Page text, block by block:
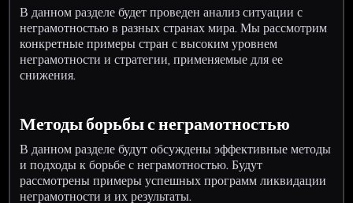
В данном разделе будет проведен анализ ситуации с
неграмотностью в разных странах мира. Мы рассмотрим
конкретные примеры стран с высоким уровнем
неграмотности и стратегии, применяемые для ее
снижения.
Методы борьбы с неграмотностью
В данном разделе будут обсуждены эффективные методы
и подходы к борьбе с неграмотностью. Будут
рассмотрены примеры успешных программ ликвидации
неграмотности и их результаты.